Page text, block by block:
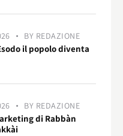
BY REDAZIONE
il popolo diventa
BY REDAZIONE
di Rabbàn